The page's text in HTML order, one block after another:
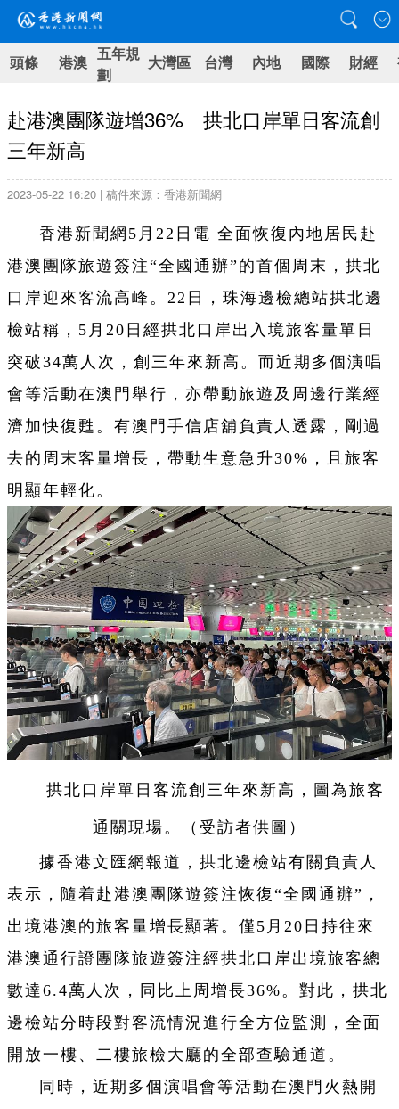
頭條 港澳 五年規
劃
大灣區 台灣 內地 國際 財經
赴港澳團隊遊增36% 拱北口岸單日客流創
三年新高
2023-05-22 16:20 | 稿件來源：香港新聞網
香港新聞網5月22日電 全面恢復內地居民赴
港澳團隊旅遊簽注“全國通辦”的首個周末，拱北
口岸迎來客流高峰。22日，珠海邊檢總站拱北邊
檢站稱，5月20日經拱北口岸出入境旅客量單日
突破34萬人次，創三年來新高。而近期多個演唱
會等活動在澳門舉行，亦帶動旅遊及周邊行業經
濟加快復甦。有澳門手信店舖負責人透露，剛過
去的周末客量增長，帶動生意急升30%，且旅客
明顯年輕化。
拱北口岸單日客流創三年來新高，圖為旅客
通關現場。（受訪者供圖）
據香港文匯網報道，拱北邊檢站有關負責人
表示，隨着赴港澳團隊遊簽注恢復“全國通辦”，
出境港澳的旅客量增長顯著。僅5月20日持往來
港澳通行證團隊旅遊簽注經拱北口岸出境旅客總
數達6.4萬人次，同比上周增長36%。對此，拱北
邊檢站分時段對客流情況進行全方位監測，全面
開放一樓、二樓旅檢大廳的全部查驗通道。
同時，近期多個演唱會等活動在澳門火熱開